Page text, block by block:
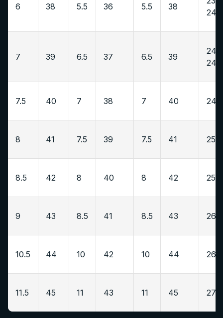
6 38 5.5 36 5.5 38
24
7 39 6.5 37 6.5 39
24-
24.5
7.5 40 7 38 7 40
8 41 7.5 39 7.5 41 25-
8.5 42 8 40 8 42
9 43 8.5 41 8.5 43 26-
10.5 44 10 42 10 44
11.5 45 11 43 11 45 27-